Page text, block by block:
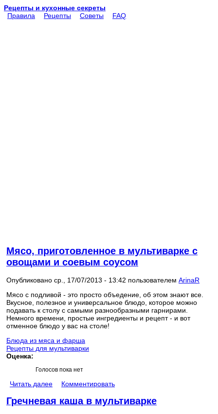
Рецепты и кухонные секреты
Правила
Рецепты Советы FAQ
Мясо, приготовленное в мультиварке с
овощами и соевым соусом
Опубликовано ср., 17/07/2013 - 13:42 пользователем ArinaR
Мясо с подливой - это просто объедение, об этом знают все.
Вкусное, полезное и универсальное блюдо, которое можно
подавать к столу с самыми разнообразными гарнирами.
Немного времени, простые ингредиенты и рецепт - и вот
отменное блюдо у вас на столе!
Блюда из мяса и фарша
Рецепты для мультиварки
Оценка:
Голосов пока нет
Читать далее Комментировать
Гречневая каша в мультиварке